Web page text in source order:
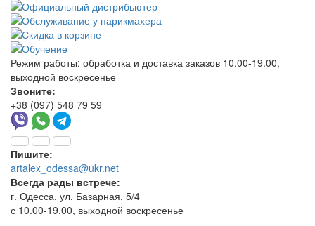
Режим работы: обработка и доставка заказов 10.00-19.00,
выходной воскресенье
Звоните:
+38 (097) 548 79 59
Пишите:
artalex_odessa@ukr.net
Всегда рады встрече:
г. Одесса, ул. Базарная, 5/4
с 10.00-19.00, выходной воскресенье